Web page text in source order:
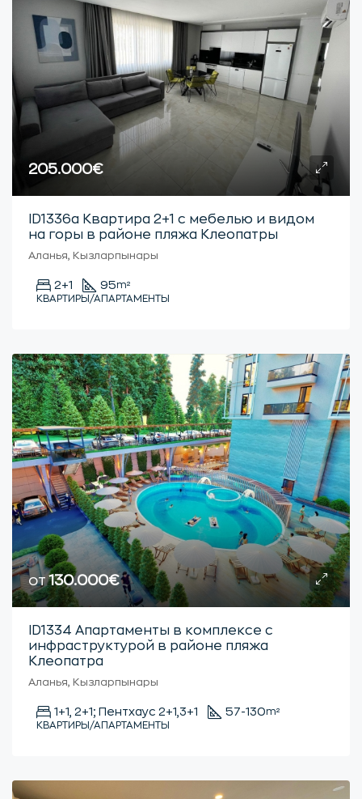
205.000€
ID1336a Квартира 2+1 с мебелью и видом
на горы в районе пляжа Клеопатры
Аланья, Кызларпынары
2+1 95m²
КВАРТИРЫ/АПАРТАМЕНТЫ
от130.000€
ID1334 Апартаменты в комплексе с
инфраструктурой в районе пляжа
Клеопатра
Аланья, Кызларпынары
1+1, 2+1; Пентхаус 2+1,3+1 57-130m²
КВАРТИРЫ/АПАРТАМЕНТЫ